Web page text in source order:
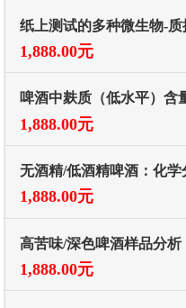
纸上测试的多种微生物-质
1,888.00元
啤酒中麸质（低水平）含
1,888.00元
无酒精/低酒精啤酒：化学
1,888.00元
高苦味/深色啤酒样品分析
1,888.00元